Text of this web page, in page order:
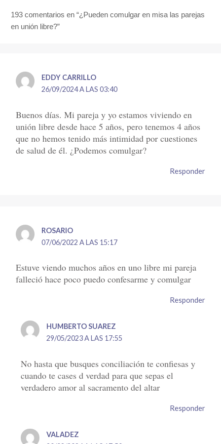
193 comentarios en “¿Pueden comulgar en misa las parejas
en unión libre?”
EDDY CARRILLO
26/09/2024 A LAS 03:40
Buenos días. Mi pareja y yo estamos viviendo en
unión libre desde hace 5 años, pero tenemos 4 años
que no hemos tenido más intimidad por cuestiones
de salud de él. ¿Podemos comulgar?
Responder
ROSARIO
07/06/2022 A LAS 15:17
Estuve viendo muchos años en uno libre mi pareja
falleció hace poco puedo confesarme y comulgar
Responder
HUMBERTO SUAREZ
29/05/2023 A LAS 17:55
No hasta que busques conciliación te confiesas y
cuando te cases d verdad para que sepas el
verdadero amor al sacramento del altar
Responder
VALADEZ